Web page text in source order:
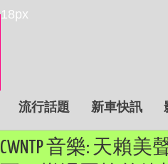
18px
流行話題 新車快訊
CWNTP 音樂: 天賴美